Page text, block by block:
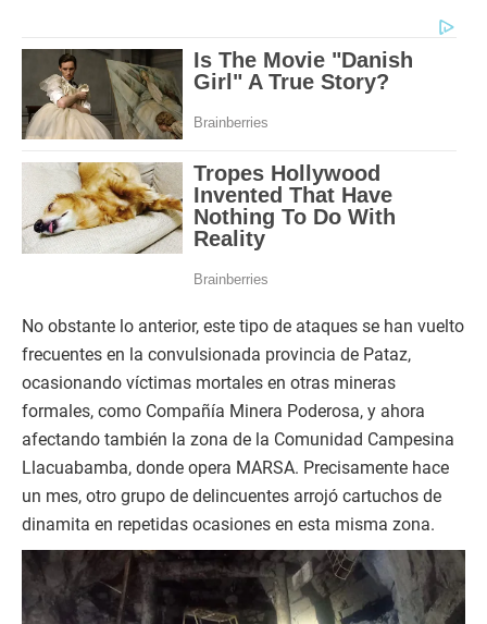
No obstante lo anterior, este tipo de ataques se han vuelto
frecuentes en la convulsionada provincia de Pataz,
ocasionando víctimas mortales en otras mineras
formales, como Compañía Minera Poderosa, y ahora
afectando también la zona de la Comunidad Campesina
Llacuabamba, donde opera MARSA. Precisamente hace
un mes, otro grupo de delincuentes arrojó cartuchos de
dinamita en repetidas ocasiones en esta misma zona.